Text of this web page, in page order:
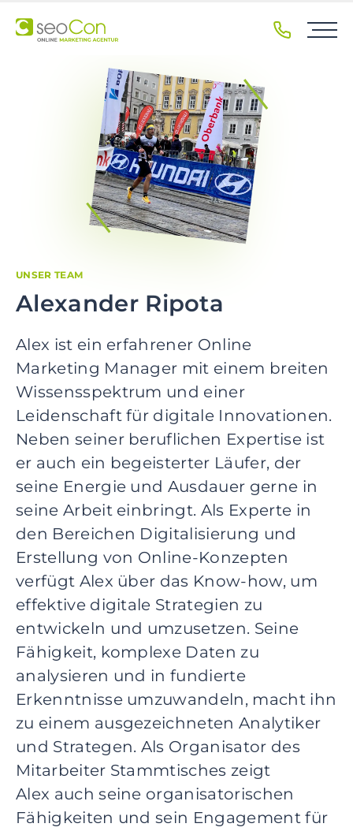
u
t
o
s
p
r
i
n
g
e
n
u
m
I
n
a
l
t
s
p
r
i
n
g
e
n
Z
UNSER TEAM
Alexander Ripota
Alex ist ein erfahrener Online
Marketing Manager mit einem breiten
Wissensspektrum und einer
Leidenschaft für digitale Innovationen.
Neben seiner beruflichen Expertise ist
er auch ein begeisterter Läufer, der
seine Energie und Ausdauer gerne in
seine Arbeit einbringt. Als Experte in
den Bereichen Digitalisierung und
Erstellung von Online-Konzepten
verfügt Alex über das Know-how, um
effektive digitale Strategien zu
entwickeln und umzusetzen. Seine
Fähigkeit, komplexe Daten zu
analysieren und in fundierte
Erkenntnisse umzuwandeln, macht ihn
zu einem ausgezeichneten Analytiker
und Strategen. Als Organisator des
Mitarbeiter Stammtisches zeigt
Alex auch seine organisatorischen
Fähigkeiten und sein Engagement für